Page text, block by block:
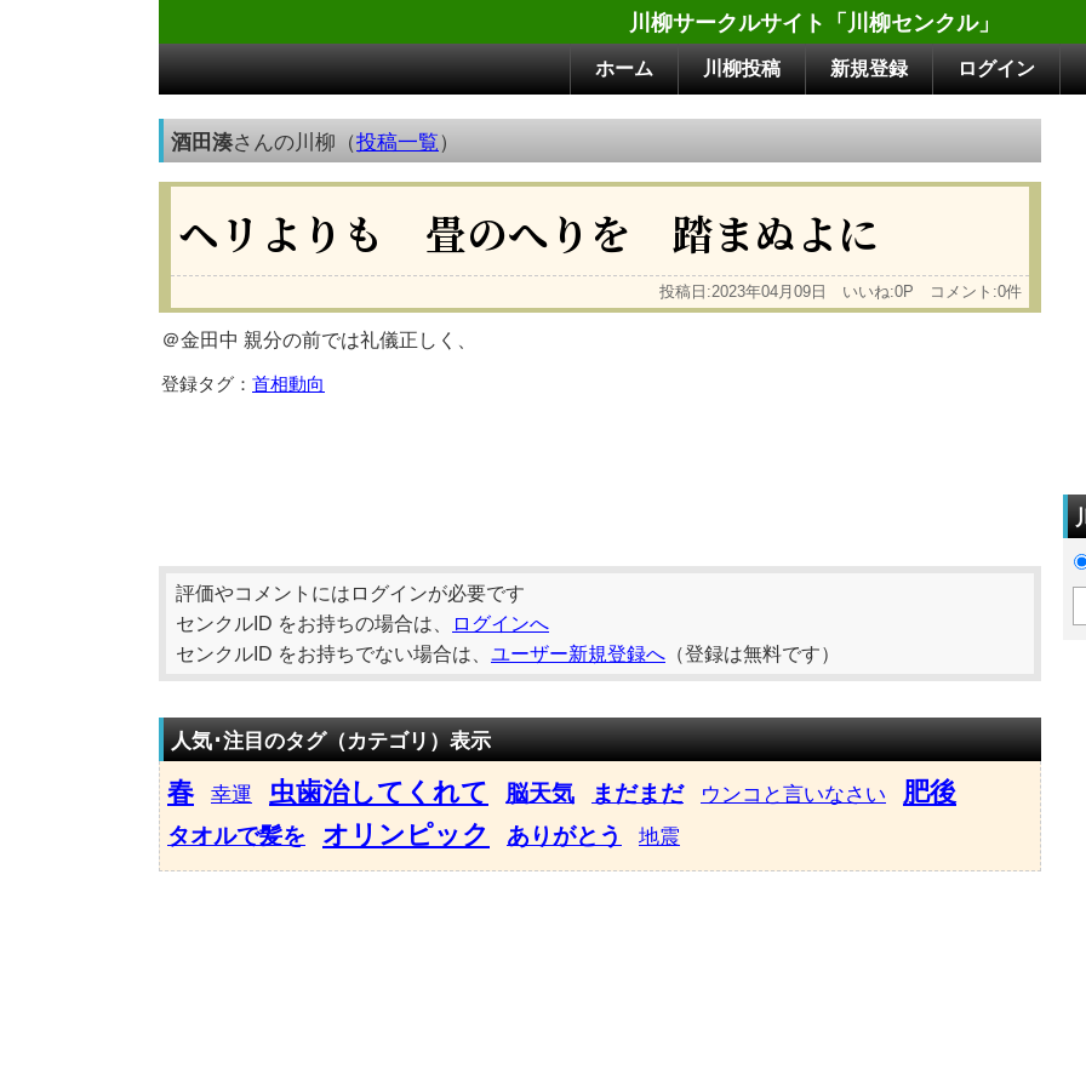
川柳サークルサイト「川柳センクル」
ホーム 川柳投稿 新規登録 ログイン
酒田湊さんの川柳（投稿一覧）
ヘリよりも 畳のへりを 踏まぬよに
投稿日:2023年04月09日 いいね:0P コメント:0件
＠金田中 親分の前では礼儀正しく、
登録タグ： 首相動向
評価やコメントにはログインが必要です
センクルID をお持ちの場合は、
ログインへ
センクルID をお持ちでない場合は、 ユーザー新規登録へ （登録は無料です）
人気･注目のタグ（カテゴリ）表示
春 幸運 虫歯治してくれて 脳天気 まだまだ ウンコと言いなさい 肥後
タオルで髪を オリンピック ありがとう 地震